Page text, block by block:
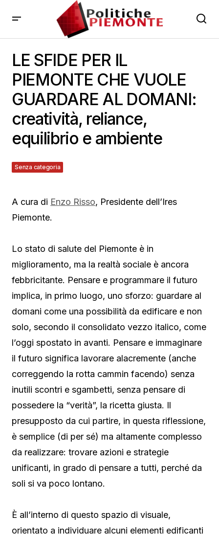
LE SFIDE PER IL
PIEMONTE CHE VUOLE
GUARDARE AL DOMANI:
creatività, reliance,
equilibrio e ambiente
Senza categoria
A cura di Enzo Risso, Presidente dell’Ires
Piemonte.
Lo stato di salute del Piemonte è in
miglioramento, ma la realtà sociale è ancora
febbricitante. Pensare e programmare il futuro
implica, in primo luogo, uno sforzo: guardare al
domani come una possibilità da edificare e non
solo, secondo il consolidato vezzo italico, come
l’oggi spostato in avanti. Pensare e immaginare
il futuro significa lavorare alacremente (anche
correggendo la rotta cammin facendo) senza
inutili scontri e sgambetti, senza pensare di
possedere la “verità”, la ricetta giusta. Il
presupposto da cui partire, in questa riflessione,
è semplice (di per sé) ma altamente complesso
da realizzare: trovare azioni e strategie
unificanti, in grado di pensare a tutti, perché da
soli si va poco lontano.
È all’interno di questo spazio di visuale,
orientato a individuare alcuni elementi edificanti